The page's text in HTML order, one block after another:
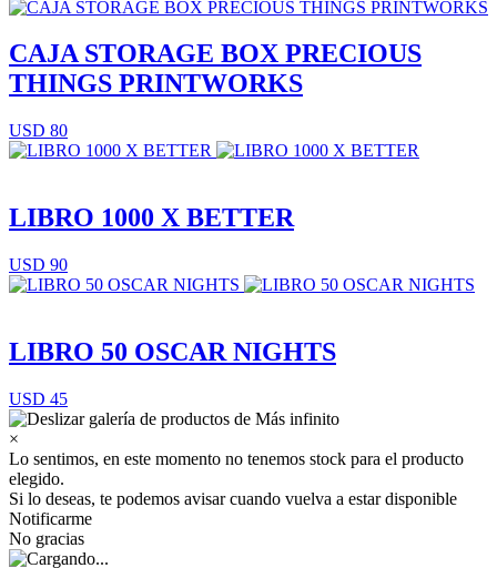
CAJA STORAGE BOX PRECIOUS
THINGS PRINTWORKS
USD 80
LIBRO 1000 X BETTER
USD 90
LIBRO 50 OSCAR NIGHTS
USD 45
×
Lo sentimos, en este momento no tenemos stock para el producto
elegido.
Si lo deseas, te podemos avisar cuando vuelva a estar disponible
Notificarme
No gracias